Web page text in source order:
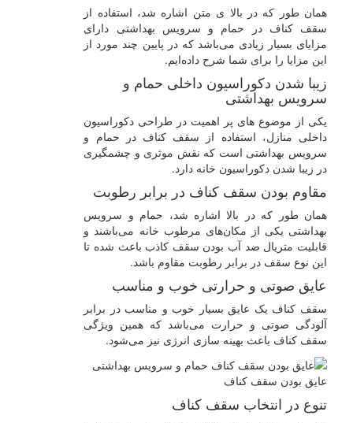
همان طور که در بالا ی متن اشاره شد، استفاده از
سقف کناف در حمام و سرویس بهداشتی دارای
مزایای بسیار زیادی می‌باشد که در پایین چند مورد از
این مزایا را برای شما شرح داده‌ایم.
زیبا شدن دکوراسیون داخلی حمام و
سرویس بهداشتی
یکی از موضوع های پر اهمیت در طراحی دکوراسیون
داخلی منازل، استفاده از سقف کناف در حمام و
سرویس بهداشتی است که نقش موثری و چشمگیری
در زیبا شدن دکوراسیون خانه دارد.
مقاوم بودن سقف کناف در برابر رطوبت
همان طور که در بالا اشاره شد، حمام و سرویس
بهداشتی یکی از مکان‌های مرطوب خانه می‌باشند و
قابلیت متریال ضد آب بودن سقف کاذب باعث شده تا
این نوع سقف در برابر رطوبت مقاوم باشد.
عایق صوتی و حرارتی خوب و مناسب
سقف کناف یک عایق بسیار خوب و مناسب در برابر
آلودگی صوتی و حرارت می‌باشد که همین ویژگی
سقف کناف باعث بهینه سازی انرژی نیز می‌شود.
عایق بودن سقف کناف
تنوع در انتخاب سقف کناف